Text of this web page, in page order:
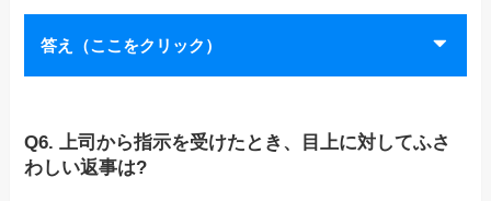
答え（ここをクリック）
Q6. 上司から指示を受けたとき、目上に対してふさ
わしい返事は?